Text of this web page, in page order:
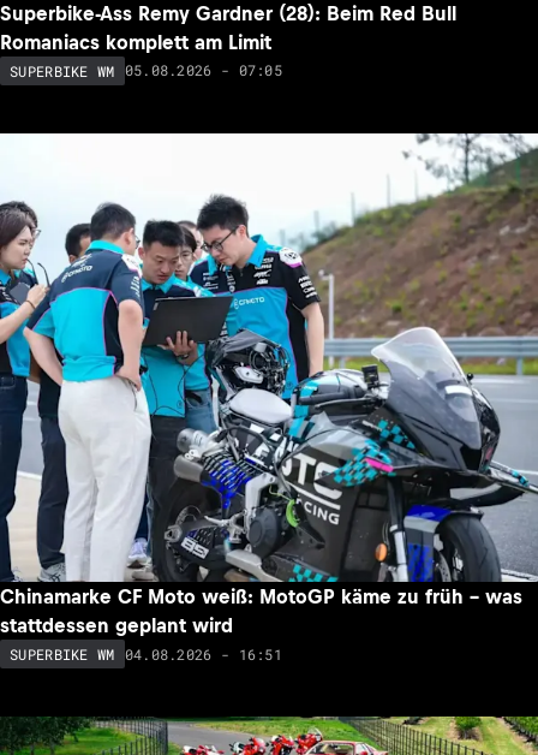
Superbike-Ass Remy Gardner (28): Beim Red Bull
Romaniacs komplett am Limit
SUPERBIKE WM 05.08.2026 - 07:05
Chinamarke CF Moto weiß: MotoGP käme zu früh – was
stattdessen geplant wird
SUPERBIKE WM 04.08.2026 - 16:51